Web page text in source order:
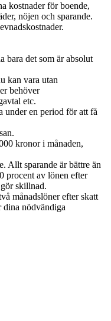
kostnader för boende,
nöjen och sparande.
bara det som är absolut
kan vara utan
behöver
etc.
under en period för att få
kronor i månaden,
Allt sparande är bättre än
procent av lönen efter
skillnad.
månadslöner efter skatt
dina nödvändiga